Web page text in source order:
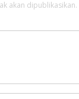
akan dipublikasikan.